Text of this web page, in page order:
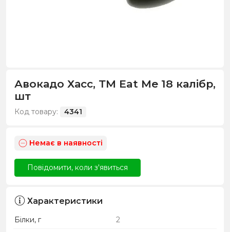
Авокадо Хасс, ТМ Eat Me 18 калібр,
шт
Код товару: 4341
Немає в наявності
Повідомити, коли з'явиться
Характеристики
Білки, г
2